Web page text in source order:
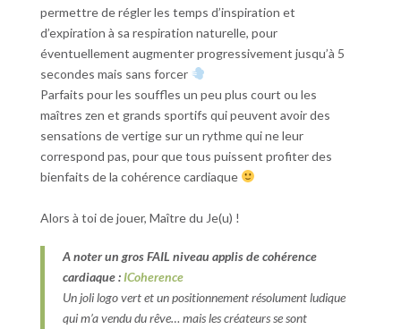
permettre de régler les temps d’inspiration et
d’expiration à sa respiration naturelle, pour
éventuellement augmenter progressivement jusqu’à 5
secondes mais sans forcer
Parfaits pour les souffles un peu plus court ou les
maîtres zen et grands sportifs qui peuvent avoir des
sensations de vertige sur un rythme qui ne leur
correspond pas, pour que tous puissent profiter des
bienfaits de la cohérence cardiaque
Alors à toi de jouer, Maître du Je(u) !
A noter un gros FAIL niveau applis de cohérence
cardiaque : ICoherence
Un joli logo vert et un positionnement résolument ludique
qui m’a vendu du rêve… mais les créateurs se sont